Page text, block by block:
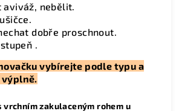
aviváž, nebělit.
dobře proschnout.
.
vybírejte podle typu a
výplně.
vrchním zakulaceným rohem u